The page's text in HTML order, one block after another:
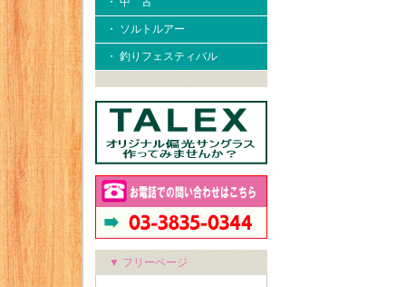
・ ソルトルアー
・ 釣りフェスティバル
▼ フリーページ